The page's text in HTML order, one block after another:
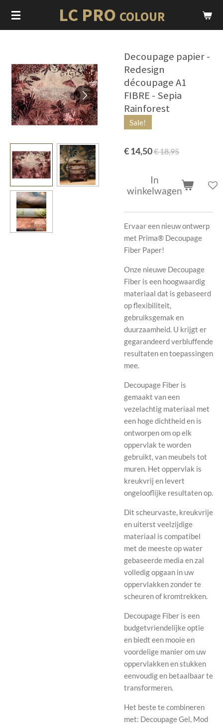
Ga
direct
LC PRO COLOUR
Decoupage papier -
Redesign
découpage A1
FIBRE - Sepia
Rainforest
Sale!
€ 14,50€ 18,95
In
winkelwagen
Ervaar een nieuw ontwerp
met Prima® Decoupage
Fiber Paper!
Onze nieuwe Decoupage
Fiber is een hoogwaardig
materiaal dat is gebaseerd
op flexibiliteit,
gebruiksgemak en
duurzaamheid. U krijgt er
gegarandeerd verbluffende
resultaten en toepassingen
mee.
Decoupage Fiber is
gemaakt van een
vezelachtig materiaal met
een hoge dichtheid en is
ontworpen om op elk
oppervlak te worden
gebruikt, van meubels tot
muren. Het oppervlak is
kreukvrij en levert
ongelooflijke resultaten op.
Dit scheurvaste, kreukvrije
en uiterst veelzijdige
materiaal is compatibel
met de meeste op water
gebaseerde media en zal
volledig opgaan in uw
oppervlakken zonder te
scheuren of kromtrekken.
Decoupage Fiber is een
budgetvriendelijke optie
en biedt een mooie en
voordelige manier om uw
oppervlakken en stukken
eenvoudig en betaalbaar te
transformeren.
Het beste te combineren
met: Decoupage Gel, Mod